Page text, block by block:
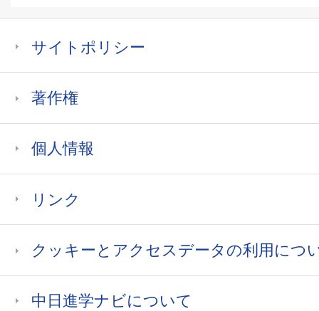
サイトポリシー
著作権
個人情報
リンク
クッキーとアクセスデータの利用につ
中日進学ナビについて